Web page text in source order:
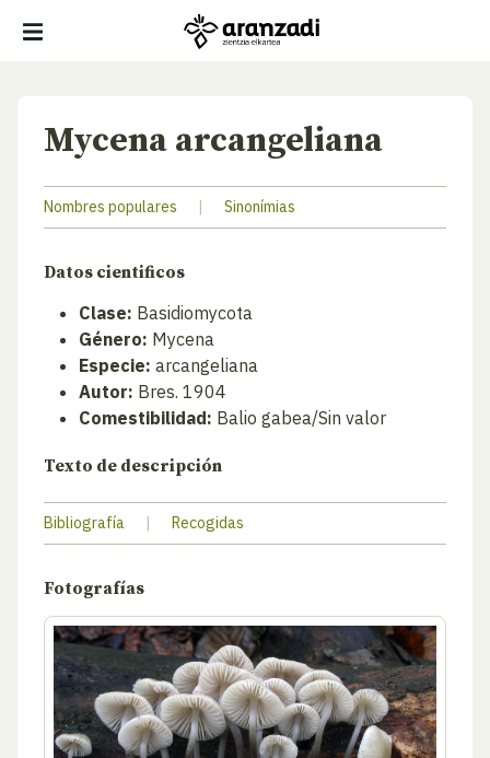
Mycena arcangeliana
Nombres populares | Sinonímias
Datos cientificos
Clase: Basidiomycota
Género: Mycena
Especie: arcangeliana
Autor: Bres. 1904
Comestibilidad: Balio gabea/Sin valor
Texto de descripción
Bibliografía | Recogidas
Fotografías